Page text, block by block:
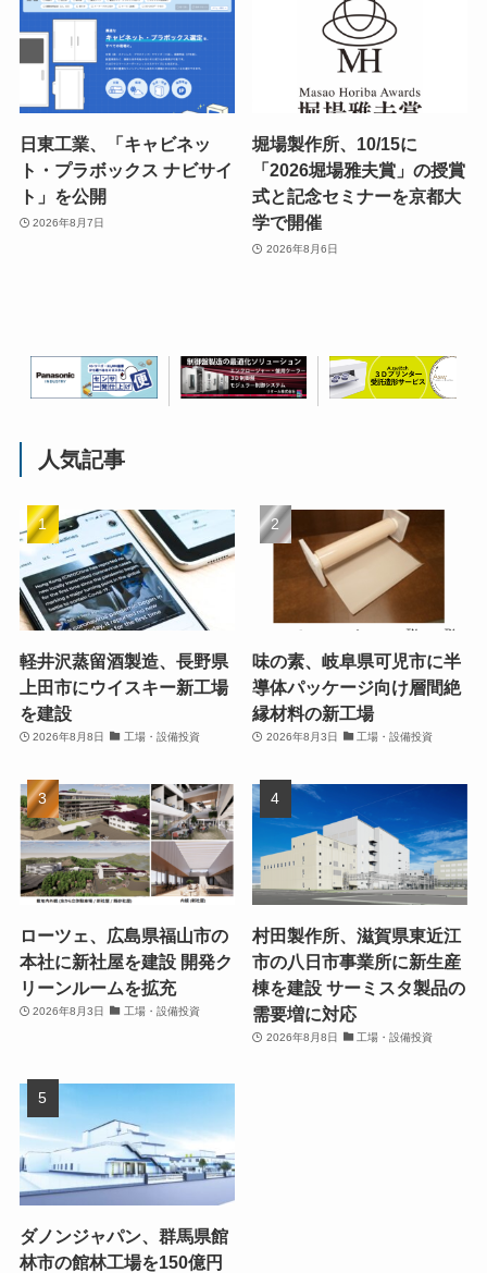
日東工業、「キャビネッ
ト・プラボックス ナビサイ
ト」を公開
2026年8月7日
堀場製作所、10/15に
「2026堀場雅夫賞」の授賞
式と記念セミナーを京都大
学で開催
2026年8月6日
人気記事
軽井沢蒸留酒製造、長野県
上田市にウイスキー新工場
を建設
2026年8月8日 工場・設備投資
味の素、岐阜県可児市に半
導体パッケージ向け層間絶
縁材料の新工場
2026年8月3日 工場・設備投資
ローツェ、広島県福山市の
本社に新社屋を建設 開発ク
リーンルームを拡充
2026年8月3日 工場・設備投資
村田製作所、滋賀県東近江
市の八日市事業所に新生産
棟を建設 サーミスタ製品の
需要増に対応
2026年8月8日 工場・設備投資
ダノンジャパン、群馬県館
林市の館林工場を150億円